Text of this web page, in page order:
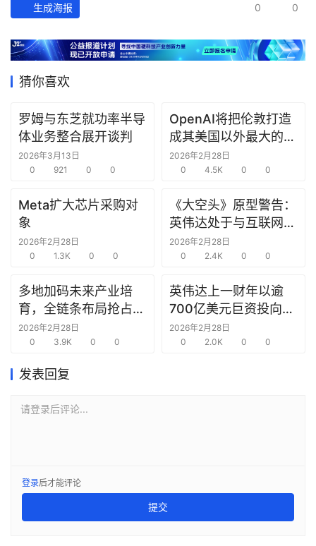
深
度
经
数
选
报
告
投
之
窗
商
机
合
生成海报 0 0
猜你喜欢
罗姆与东芝就功率半导
体业务整合展开谈判
2026年3月13日
0
921 0 0
OpenAI将把伦敦打造
成其美国以外最大的研
究中心
2026年2月28日
0
4.5K 0 0
Meta扩大芯片采购对
象
2026年2月28日
0
1.3K 0 0
《大空头》原型警告：
英伟达处于与互联网泡
沫时期思科同样的“危
险境地”
2026年2月28日
0
2.4K 0 0
多地加码未来产业培
育，全链条布局抢占新
赛道先机
2026年2月28日
0
3.9K 0 0
英伟达上一财年以逾
700亿美元巨资投向合
作方，竭力巩固AI芯片
需求
2026年2月28日
0
2.0K 0 0
发表回复
请登录后评论...
登录后才能评论
提交